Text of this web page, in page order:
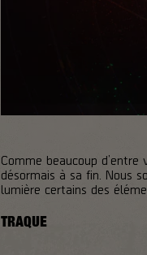
Comme beaucoup
désormais à sa fin. Nous
lumière certains des
TRAQUE